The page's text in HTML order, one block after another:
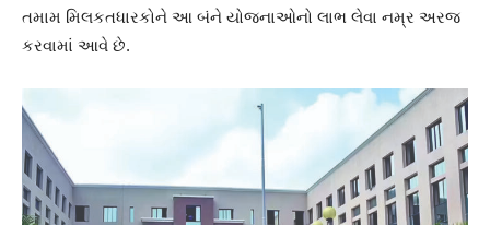
તમામ મિલકતધારકોને આ બંને યોજનાઓનો લાભ લેવા નમ્ર અરજ
કરવામાં આવે છે.